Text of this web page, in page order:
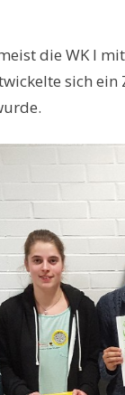
die WK I
sich